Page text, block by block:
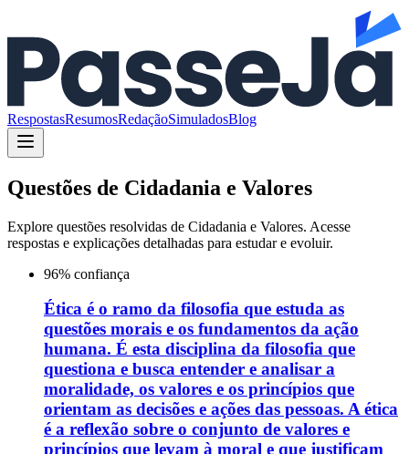
RespostasResumosRedaçãoSimuladosBlog
Questões de Cidadania e Valores
Explore questões resolvidas de Cidadania e Valores. Acesse
respostas e explicações detalhadas para estudar e evoluir.
96% confiança
Ética é o ramo da filosofia que estuda as
questões morais e os fundamentos da ação
humana. É esta disciplina da filosofia que
questiona e busca entender e analisar a
moralidade, os valores e os princípios que
orientam as decisões e ações das pessoas. A ética
é a reflexão sobre o conjunto de valores e
princípios que levam à moral e que justificam